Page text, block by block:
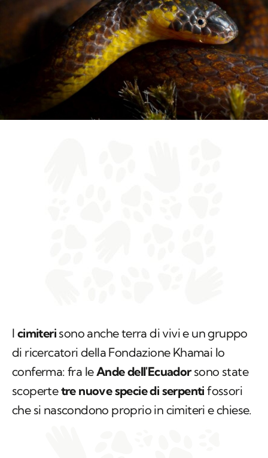
I cimiteri sono anche terra di vivi e un gruppo
di ricercatori della Fondazione Khamai lo
conferma: fra leAnde dell'Ecuadorsono state
scopertetre nuove specie di serpenti fossori
che si nascondono proprio in cimiteri e chiese.